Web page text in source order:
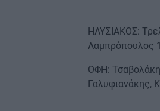
ΗΛΥΣΙΑΚΟΣ:
Λαμπρόπουλος
ΟΦΗ:
Γαλυφιανάκης,